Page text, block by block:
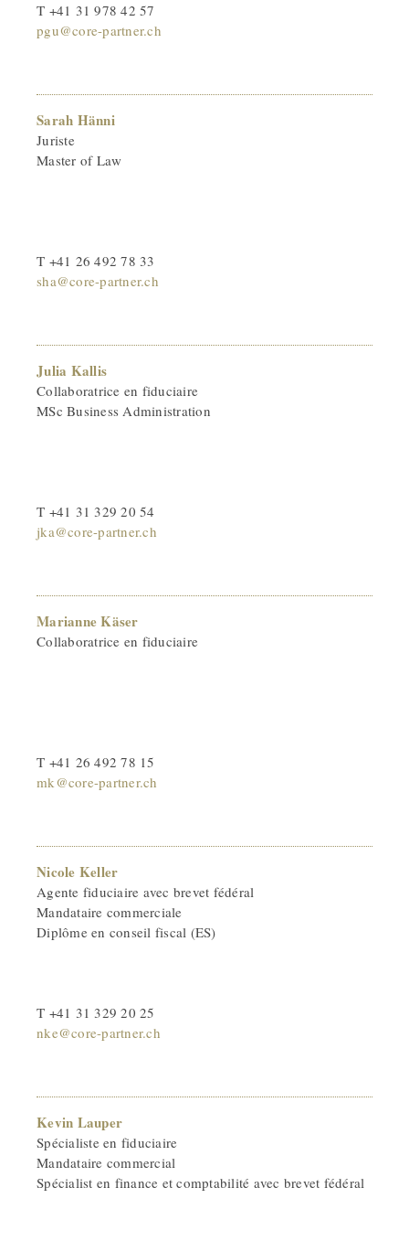
T +41 31 978 42 57
pgu@core-partner.ch
Sarah Hänni
Juriste
Master of Law
T +41 26 492 78 33
sha@core-partner.ch
Julia Kallis
Collaboratrice en fiduciaire
MSc Business Administration
T +41 31 329 20 54
jka@core-partner.ch
Marianne Käser
Collaboratrice en fiduciaire
T +41 26 492 78 15
mk@core-partner.ch
Nicole Keller
Agente fiduciaire avec brevet fédéral
Mandataire commerciale
Diplôme en conseil fiscal (ES)
T +41 31 329 20 25
nke@core-partner.ch
Kevin Lauper
Spécialiste en fiduciaire
Mandataire commercial
Spécialist en finance et comptabilité avec brevet fédéral